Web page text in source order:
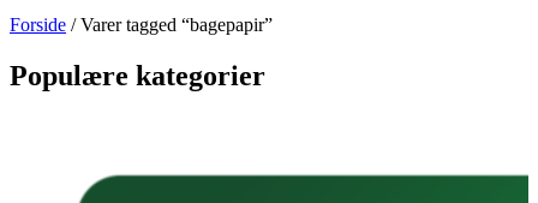
Forside / Varer tagged “bagepapir”
Populære kategorier